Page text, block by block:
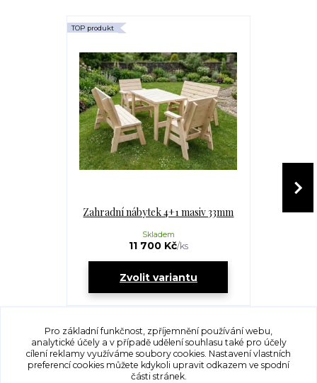
TOP produkt
Zahradní nábytek 4+1 masiv 33mm
11 700 Kč/ks
Skladem
Zvolit variantu
Zahradní
Pro základní funkčnost, zpříjemnění používání webu,
analytické účely a v případě udělení souhlasu také pro účely
cílení reklamy využíváme soubory cookies. Nastavení vlastních
preferencí cookies můžete kdykoli upravit odkazem ve spodní
části stránek.